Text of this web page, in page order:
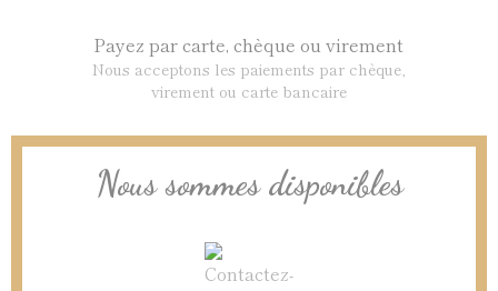
Payez par carte, chèque ou virement
Nous acceptons les paiements par chèque,
virement ou carte bancaire
Nous sommes disponibles